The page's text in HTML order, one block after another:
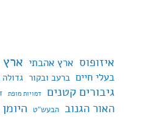
איזופוס ארץ אהבתי
בעלי חיים ברעב ובקור
גיבורים קטנים דמויות מופת
האור הגנוב הבעש"ט